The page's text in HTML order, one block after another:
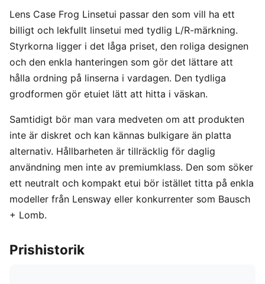
Lens Case Frog Linsetui passar den som vill ha ett
billigt och lekfullt linsetui med tydlig L/R-märkning.
Styrkorna ligger i det låga priset, den roliga designen
och den enkla hanteringen som gör det lättare att
hålla ordning på linserna i vardagen. Den tydliga
grodformen gör etuiet lätt att hitta i väskan.
Samtidigt bör man vara medveten om att produkten
inte är diskret och kan kännas bulkigare än platta
alternativ. Hållbarheten är tillräcklig för daglig
användning men inte av premiumklass. Den som söker
ett neutralt och kompakt etui bör istället titta på enkla
modeller från Lensway eller konkurrenter som Bausch
+ Lomb.
Prishistorik